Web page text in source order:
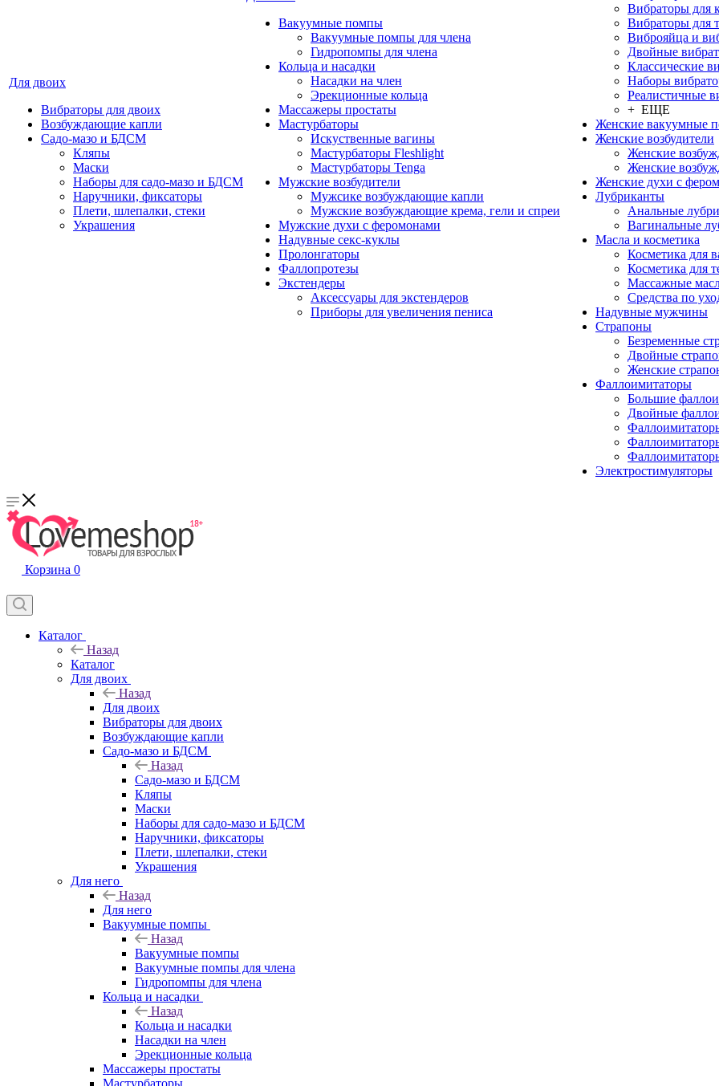
Для двоих
Вибраторы для двоих
Возбуждающие капли
Садо-мазо и БДСМ
Кляпы
Маски
Наборы для садо-мазо и БДСМ
Наручники, фиксаторы
Плети, шлепалки, стеки
Украшения
Вакуумные помпы
Вакуумные помпы для члена
Гидропомпы для члена
Кольца и насадки
Насадки на член
Эрекционные кольца
Массажеры простаты
Мастурбаторы
Искуственные вагины
Мастурбаторы Fleshlight
Мастурбаторы Tenga
Мужские возбудители
Мужсике возбуждающие капли
Мужские возбуждающие крема, гели и спреи
Мужские духи с феромонами
Надувные секс-куклы
Пролонгаторы
Фаллопротезы
Экстендеры
Аксессуары для экстендеров
Приборы для увеличения пениса
Вибраторы для
Вибраторы для
Виброяйца и
Двойные
Классические
Наборы
Реалистичные
+ ЕЩЕ
Женские вакуумные
Женские возбудители
Женские
Женские
Женские духи с
Лубриканты
Анальные
Вагинальные
Масла и косметика
Косметика для
Косметика для
Массажные
Средства по
Надувные мужчины
Страпоны
Безременные
Двойные
Женские
Фаллоимитаторы
Большие
Двойные
Электростимуляторы
Корзина 0
Каталог
Назад
Каталог
Для двоих
Назад
Для двоих
Вибраторы для двоих
Возбуждающие капли
Садо-мазо и БДСМ
Назад
Садо-мазо и БДСМ
Кляпы
Маски
Наборы для садо-мазо и БДСМ
Наручники, фиксаторы
Плети, шлепалки, стеки
Украшения
Для него
Назад
Для него
Вакуумные помпы
Назад
Вакуумные помпы
Вакуумные помпы для члена
Гидропомпы для члена
Кольца и насадки
Назад
Кольца и насадки
Насадки на член
Эрекционные кольца
Массажеры простаты
Мастурбаторы